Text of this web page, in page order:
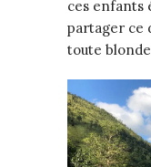
ces enfants
partager ce
toute